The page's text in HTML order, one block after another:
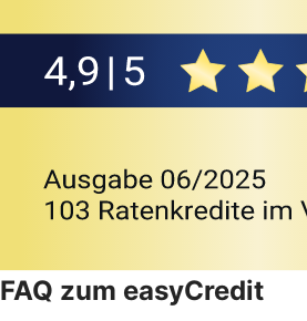
FAQ zum easyCredit